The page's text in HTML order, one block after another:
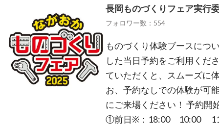
長岡ものづくりフェア実行
フォロワー数：554
ものづくり体験ブースにつ
した当日予約をご利用くだ
ていただくと、スムーズに
お、予約なしでの体験が可
にご来場ください！ 予約
①前日※：18:00 10:00